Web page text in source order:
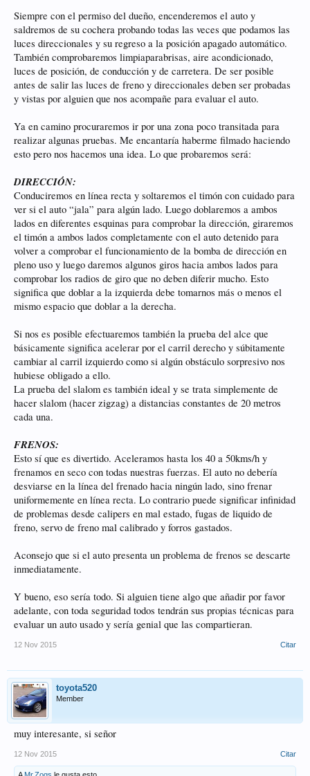
Siempre con el permiso del dueño, encenderemos el auto y
saldremos de su cochera probando todas las veces que podamos las
luces direccionales y su regreso a la posición apagado automático.
También comprobaremos limpiaparabrisas, aire acondicionado,
luces de posición, de conducción y de carretera. De ser posible
antes de salir las luces de freno y direccionales deben ser probadas
y vistas por alguien que nos acompañe para evaluar el auto.
Ya en camino procuraremos ir por una zona poco transitada para
realizar algunas pruebas. Me encantaría haberme filmado haciendo
esto pero nos hacemos una idea. Lo que probaremos será:
DIRECCIÓN:
Conduciremos en línea recta y soltaremos el timón con cuidado para
ver si el auto “jala” para algún lado. Luego doblaremos a ambos
lados en diferentes esquinas para comprobar la dirección, giraremos
el timón a ambos lados completamente con el auto detenido para
volver a comprobar el funcionamiento de la bomba de dirección en
pleno uso y luego daremos algunos giros hacia ambos lados para
comprobar los radios de giro que no deben diferir mucho. Esto
significa que doblar a la izquierda debe tomarnos más o menos el
mismo espacio que doblar a la derecha.
Si nos es posible efectuaremos también la prueba del alce que
básicamente significa acelerar por el carril derecho y súbitamente
cambiar al carril izquierdo como si algún obstáculo sorpresivo nos
hubiese obligado a ello.
La prueba del slalom es también ideal y se trata simplemente de
hacer slalom (hacer zigzag) a distancias constantes de 20 metros
cada una.
FRENOS:
Esto sí que es divertido. Aceleramos hasta los 40 a 50kms/h y
frenamos en seco con todas nuestras fuerzas. El auto no debería
desviarse en la línea del frenado hacia ningún lado, sino frenar
uniformemente en línea recta. Lo contrario puede significar infinidad
de problemas desde calipers en mal estado, fugas de liquido de
freno, servo de freno mal calibrado y forros gastados.
Aconsejo que si el auto presenta un problema de frenos se descarte
inmediatamente.
Y bueno, eso sería todo. Si alguien tiene algo que añadir por favor
adelante, con toda seguridad todos tendrán sus propias técnicas para
evaluar un auto usado y sería genial que las compartieran.
12 Nov 2015 Citar
toyota520
Member
muy interesante, si señor
12 Nov 2015 Citar